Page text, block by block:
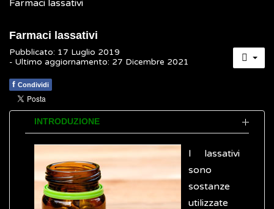
Farmaci lassativi
Farmaci lassativi
Pubblicato: 17 Luglio 2019
- Ultimo aggiornamento: 27 Dicembre 2021
f Condividi
INTRODUZIONE
I lassativi
sono
sostanze
utilizzate